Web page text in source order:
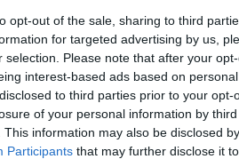
opt-out of the sale, sharing to third
for targeted advertising by us,
selection. Please note that after your
interest-based ads based on
to third parties prior to your
of your personal information by
This information may also be disclosed
Participants that may further disclose it
στα γήπεδα! Δώσατε ζωή στο πιο
ποτέ», αναφέρει ο
όπου ποζάρει χαμογελαστός
από τους συνολικά 104 που